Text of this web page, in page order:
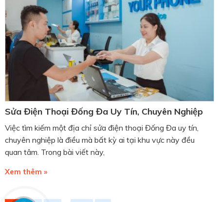
Sửa Điện Thoại Đống Đa Uy Tín, Chuyên Nghiệp
Việc tìm kiếm một địa chỉ sửa điện thoại Đống Đa uy tín,
chuyên nghiệp là điều mà bất kỳ ai tại khu vực này đều
quan tâm. Trong bài viết này,
Xem thêm »